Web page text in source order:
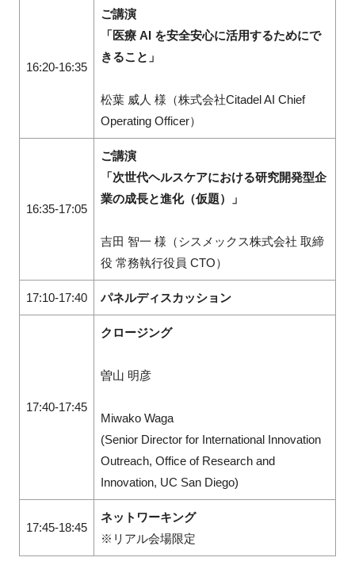
16:20-16:35
ご講演
「医療 AI を安全安心に活用するためにで
きること」
松葉 威人 様（株式会社Citadel AI Chief
Operating Officer）
16:35-17:05
ご講演
「次世代ヘルスケアにおける研究開発型企
業の成長と進化（仮題）」
吉田 智一 様（シスメックス株式会社 取締
役 常務執行役員 CTO）
17:10-17:40 パネルディスカッション
17:40-17:45
クロージング
曽山 明彦
Miwako Waga
(Senior Director for International Innovation
Outreach, Office of Research and
Innovation, UC San Diego)
17:45-18:45
ネットワーキング
※リアル会場限定